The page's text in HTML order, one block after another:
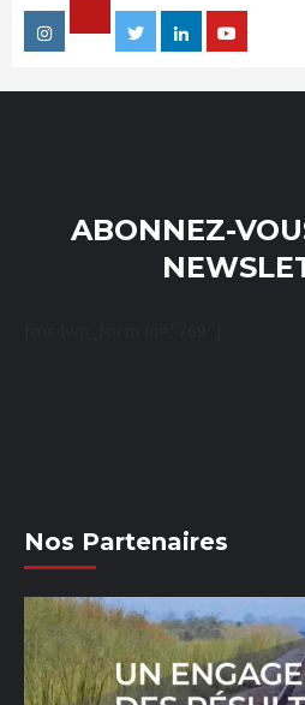
Instagram
Facebook
TwitterLinkedin
ABONNEZ-
Nos Partenaires